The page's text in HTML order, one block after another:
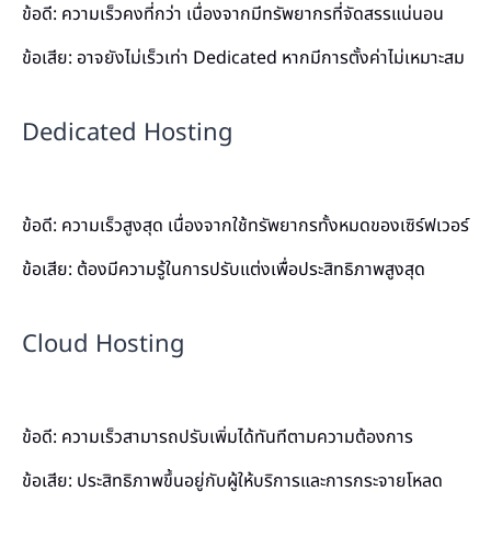
ข้อดี: ความเร็วคงที่กว่า เนื่องจากมีทรัพยากรที่จัดสรรแน่นอน
ข้อเสีย: อาจยังไม่เร็วเท่า Dedicated หากมีการตั้งค่าไม่เหมาะสม
Dedicated Hosting
ข้อดี: ความเร็วสูงสุด เนื่องจากใช้ทรัพยากรทั้งหมดของเซิร์ฟเวอร์
ข้อเสีย: ต้องมีความรู้ในการปรับแต่งเพื่อประสิทธิภาพสูงสุด
Cloud Hosting
ข้อดี: ความเร็วสามารถปรับเพิ่มได้ทันทีตามความต้องการ
ข้อเสีย: ประสิทธิภาพขึ้นอยู่กับผู้ให้บริการและการกระจายโหลด